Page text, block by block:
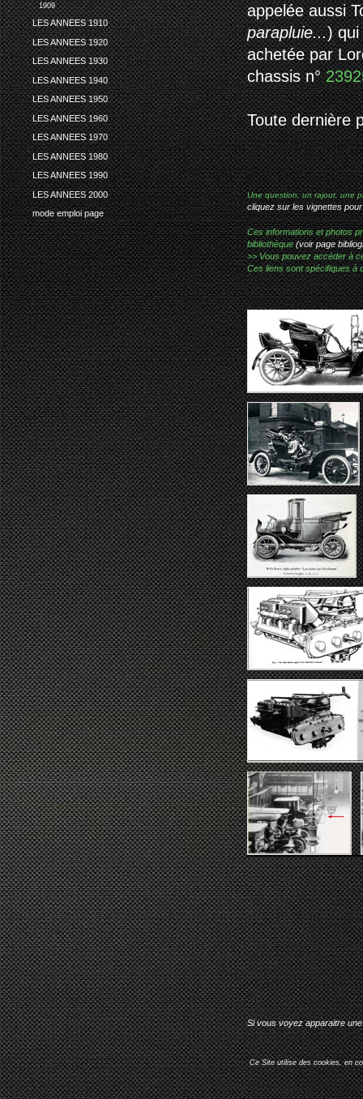
1909
LES ANNEES 1910
LES ANNEES 1920
LES ANNEES 1930
LES ANNEES 1940
LES ANNEES 1950
LES ANNEES 1960
LES ANNEES 1970
LES ANNEES 1980
LES ANNEES 1990
LES ANNEES 2000
mode emploi page
appelée aussi
parapluie...) qui
achetée par
chassis n°
Toute dernière
Une question, un rajout, une
cliquez sur les vignettes
Ces informations et photos
bibliothèque(voir page
>> Vous pouvez accéder à
Ces liens sont spécifiques à
Si vous voyez apparaitre
Ce Site utilise des cookies, en